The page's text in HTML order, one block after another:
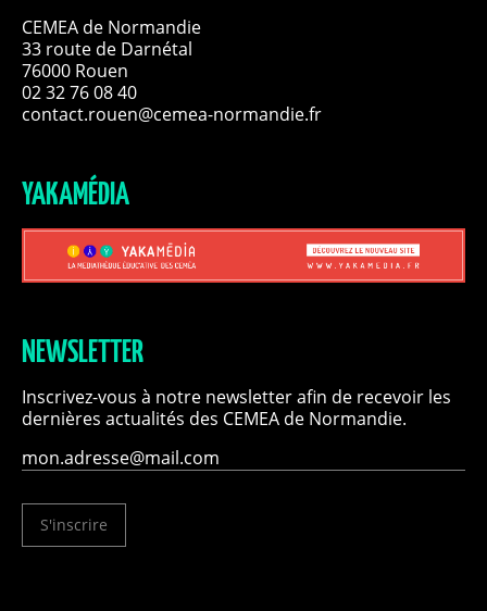
CEMEA de Normandie
33 route de Darnétal
76000 Rouen
02 32 76 08 40
contact.rouen@cemea-normandie.fr
YAKAMÉDIA
NEWSLETTER
Inscrivez-vous à notre newsletter afin de recevoir les
dernières actualités des CEMEA de Normandie.
S'inscrire